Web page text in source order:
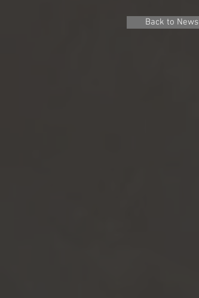
Back to News